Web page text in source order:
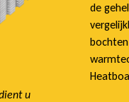
u
de